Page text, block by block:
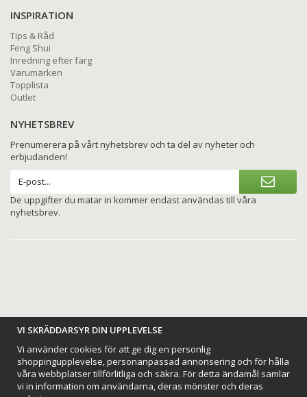
INSPIRATION
Tips & Råd
Feng Shui
Inredning efter färg
Varumärken
Topplista
Outlet
NYHETSBREV
Prenumerera på vårt nyhetsbrev och ta del av nyheter och
erbjudanden!
De uppgifter du matar in kommer endast användas till våra
nyhetsbrev.
BETALNINGSALTERNATIV
VI SKICKAR MED
VI SKRÄDDARSYR DIN UPPLEVELSE
Vi använder cookies för att ge dig en personlig
shoppingupplevelse, personanpassad annonsering och för hålla
våra webbplatser tillförlitliga och säkra. För detta ändamål samlar
vi in information om användarna, deras mönster och deras